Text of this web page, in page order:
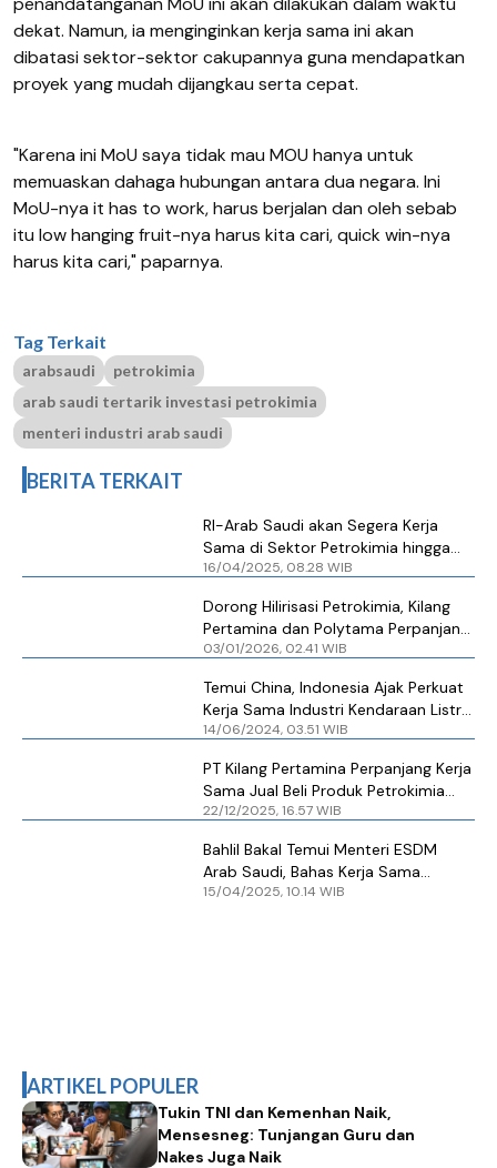
dekat. Namun, ia menginginkan kerja sama ini akan
dibatasi sektor-sektor cakupannya guna mendapatkan
proyek yang mudah dijangkau serta cepat.
"Karena ini MoU saya tidak mau MOU hanya untuk
memuaskan dahaga hubungan antara dua negara. Ini
MoU-nya it has to work, harus berjalan dan oleh sebab
itu low hanging fruit-nya harus kita cari, quick win-nya
harus kita cari," paparnya.
Tag Terkait
arabsaudi
petrokimia
arab saudi tertarik investasi petrokimia
menteri industri arab saudi
BERITA TERKAIT
RI-Arab Saudi akan Segera Kerja
Sama di Sektor Petrokimia hingga
Hilirisasi Mineral
16/04/2025, 08.28 WIB
Dorong Hilirisasi Petrokimia, Kilang
Pertamina dan Polytama Perpanjang
Kerja Sama
03/01/2026, 02.41 WIB
Temui China, Indonesia Ajak Perkuat
Kerja Sama Industri Kendaraan Listrik
dan Petrokimia
14/06/2024, 03.51 WIB
PT Kilang Pertamina Perpanjang Kerja
Sama Jual Beli Produk Petrokimia
dengan Pertachem
22/12/2025, 16.57 WIB
Bahlil Bakal Temui Menteri ESDM
Arab Saudi, Bahas Kerja Sama
Mineral Kritis
15/04/2025, 10.14 WIB
ARTIKEL POPULER
Tukin TNI dan Kemenhan Naik,
Mensesneg: Tunjangan Guru dan
Nakes Juga Naik